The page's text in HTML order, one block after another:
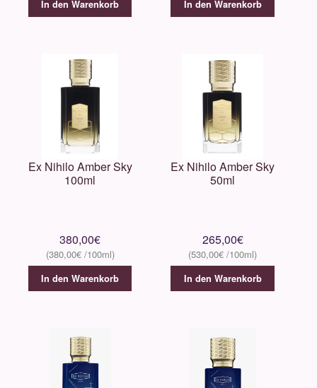
Sevano
Simone Andreoli
Thameen
The House of Oud
Tiziana Terenzi
Valmont
Xerjoff
In den Warenkorb In den Warenkorb
Ex Nihilo Amber Sky
100ml
380,00€
380,00€
In den Warenkorb
Ex Nihilo Amber Sky
50ml
265,00€
530,00€
In den Warenkorb